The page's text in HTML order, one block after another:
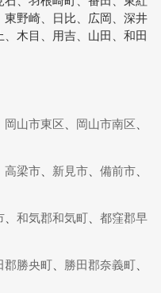
東野崎、日比、広岡、深井
木目、用吉、山田、和田
岡山市東区 岡山市南区
、高梁市 新見市 、備前市
、和気郡和気町 、都窪郡早
郡勝央町 勝田郡奈義町